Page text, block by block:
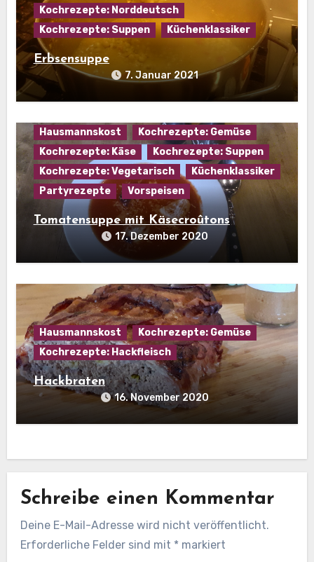
Kochrezepte: Norddeutsch
Kochrezepte: Suppen
Küchenklassiker
Erbsensuppe
7. Januar 2021
Hausmannskost
Kochrezepte: Gemüse
Kochrezepte: Käse
Kochrezepte: Suppen
Kochrezepte: Vegetarisch
Küchenklassiker
Partyrezepte
Vorspeisen
Tomatensuppe mit Käsecroûtons
17. Dezember 2020
Hausmannskost
Kochrezepte: Gemüse
Kochrezepte: Hackfleisch
Hackbraten
16. November 2020
Schreibe einen Kommentar
Deine E-Mail-Adresse wird nicht veröffentlicht.
Erforderliche Felder sind mit * markiert